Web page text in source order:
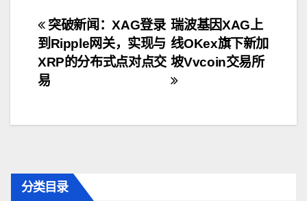
文
章
导
瑞波基因XAG上
线OKex旗下新加
坡Vvcoin交易所
突破新闻：XAG登录
到Ripple网关，实现与
XRP的分布式点对点交
易
分类目录